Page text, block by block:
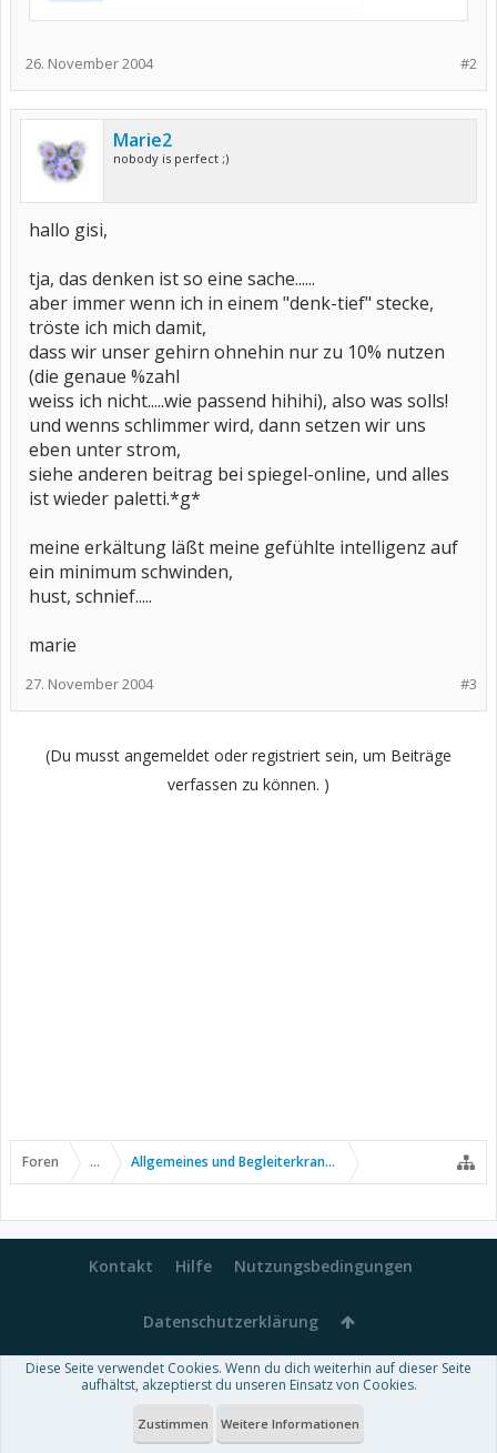
#2
26. November 2004
Marie2
nobody is perfect ;)
hallo gisi,
tja, das denken ist so eine sache......
aber immer wenn ich in einem "denk-tief" stecke,
tröste ich mich damit,
dass wir unser gehirn ohnehin nur zu 10% nutzen
(die genaue %zahl
weiss ich nicht.....wie passend hihihi), also was solls!
und wenns schlimmer wird, dann setzen wir uns
eben unter strom,
siehe anderen beitrag bei spiegel-online, und alles
ist wieder paletti.*g*
meine erkältung läßt meine gefühlte intelligenz auf
ein minimum schwinden,
hust, schnief.....
marie
#3
27. November 2004
(Du musst angemeldet oder registriert sein, um Beiträge
verfassen zu können. )
Foren ... Allgemeines und Begleiterkrankungen
Kontakt Hilfe Nutzungsbedingungen
Datenschutzerklärung
Forum software by XenForo™-Deutsch von xenDach
Theme designed byThemeHouse
Diese Seite verwendet Cookies. Wenn du dich weiterhin auf dieser Seite
aufhältst, akzeptierst du unseren Einsatz von Cookies.
Zustimmen Weitere Informationen